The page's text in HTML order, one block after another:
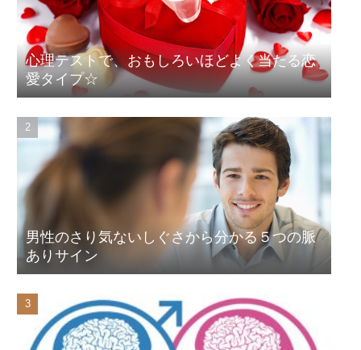
心理テストで、おもしろいほどよく当たる恋
愛タイプ☆
男性のさり気ないしぐさから分かる５つの脈
ありサイン